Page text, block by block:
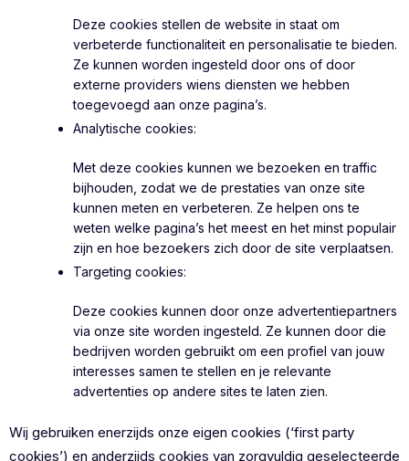
Deze cookies stellen de website in staat om
verbeterde functionaliteit en personalisatie te bieden.
Ze kunnen worden ingesteld door ons of door
externe providers wiens diensten we hebben
toegevoegd aan onze pagina’s.
Analytische cookies:
Met deze cookies kunnen we bezoeken en traffic
bijhouden, zodat we de prestaties van onze site
kunnen meten en verbeteren. Ze helpen ons te
weten welke pagina’s het meest en het minst populair
zijn en hoe bezoekers zich door de site verplaatsen.
Targeting cookies:
Deze cookies kunnen door onze advertentiepartners
via onze site worden ingesteld. Ze kunnen door die
bedrijven worden gebruikt om een profiel van jouw
interesses samen te stellen en je relevante
advertenties op andere sites te laten zien.
Wij gebruiken enerzijds onze eigen cookies (‘first party
cookies’) en anderzijds cookies van zorgvuldig geselecteerde